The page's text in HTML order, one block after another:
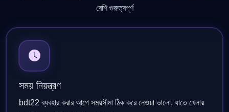
বেশি গুরুত্বপূর্ণ
সময় নিয়ন্ত্রণ
bdt22 ব্যবহার করার আগে সময়সীমা ঠিক করে নেওয়া ভালো, যাতে খেলায়